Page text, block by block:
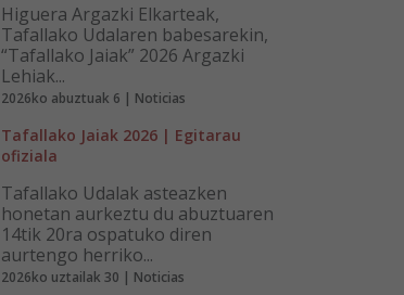
Higuera Argazki Elkarteak,
Tafallako Udalaren babesarekin,
“Tafallako Jaiak” 2026 Argazki
Lehiak...
2026ko abuztuak 6 | Noticias
Tafallako Jaiak 2026 | Egitarau
ofiziala
Tafallako Udalak asteazken
honetan aurkeztu du abuztuaren
14tik 20ra ospatuko diren
aurtengo herriko...
2026ko uztailak 30 | Noticias